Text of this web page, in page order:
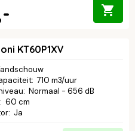
KT60P1XV
: 710 m3/uur
: Normaal - 656 dB
: 60 cm
: Ja